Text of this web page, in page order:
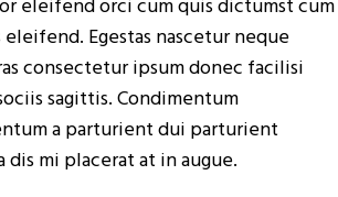
eleifend orci cum quis dictumst cum
Egestas nascetur neque
consectetur ipsum donec facilisi
sagittis. Condimentum
a parturient dui parturient
mi placerat at in augue.